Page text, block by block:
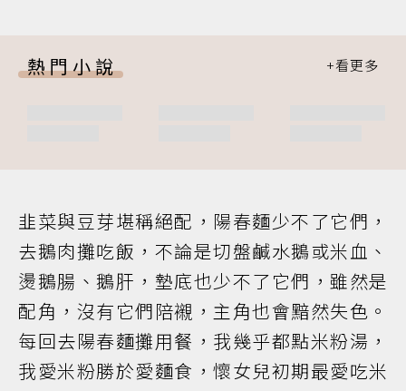
熱門小說
韭菜與豆芽堪稱絕配，陽春麵少不了它們，
去鵝肉攤吃飯，不論是切盤鹹水鵝或米血、
燙鵝腸、鵝肝，墊底也少不了它們，雖然是
配角，沒有它們陪襯，主角也會黯然失色。
每回去陽春麵攤用餐，我幾乎都點米粉湯，
我愛米粉勝於愛麵食，懷女兒初期最愛吃米